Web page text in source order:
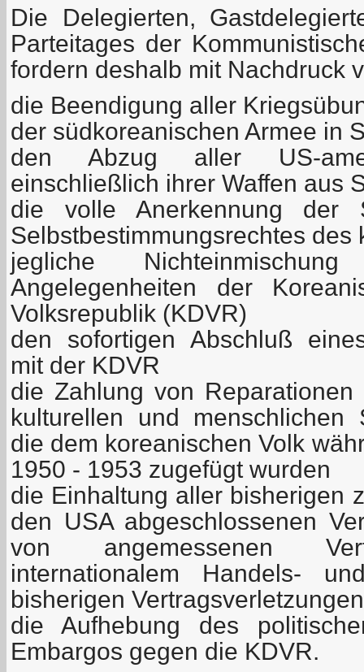
Die Delegierten,
Parteitages der
fordern deshalb mit Nachdruck
die Beendigung aller
der südkoreanischen Armee in
den Abzug aller US-
einschließlich ihrer Waffen aus
die volle Anerkennung der
Selbstbestimmungsrechtes des
jegliche
Angelegenheiten der
Volksrepublik (KDVR)
den sofortigen Abschluß
mit der KDVR
die Zahlung von
kulturellen und menschlichen
die dem koreanischen Volk
1950 - 1953 zugefügt wurden
die Einhaltung aller bisherigen
den USA abgeschlossenen
von angemessenen
internationalem Handels-
bisherigen Vertragsverletzungen
die Aufhebung des
Embargos gegen die KDVR.